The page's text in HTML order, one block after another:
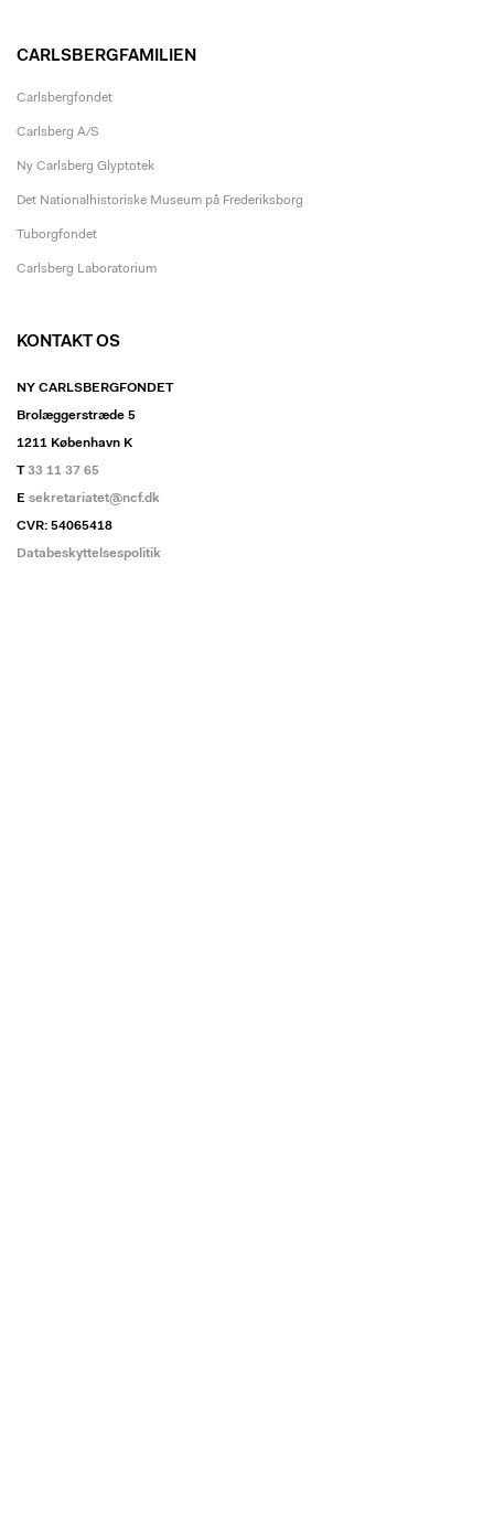
CARLSBERGFAMILIEN
Carlsbergfondet
Carlsberg A/S
Ny Carlsberg Glyptotek
Det Nationalhistoriske Museum på Frederiksborg
Tuborgfondet
Carlsberg Laboratorium
KONTAKT OS
NY CARLSBERGFONDET
Brolæggerstræde 5
1211 København K
T 33 11 37 65
E sekretariatet@ncf.dk
CVR: 54065418
Databeskyttelsespolitik